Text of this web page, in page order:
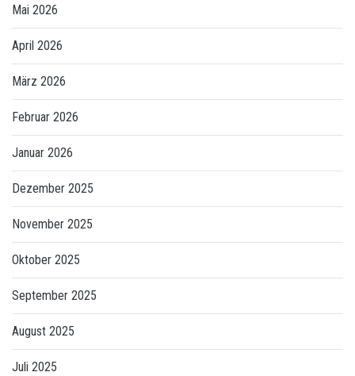
Mai 2026
April 2026
März 2026
Februar 2026
Januar 2026
Dezember 2025
November 2025
Oktober 2025
September 2025
August 2025
Juli 2025